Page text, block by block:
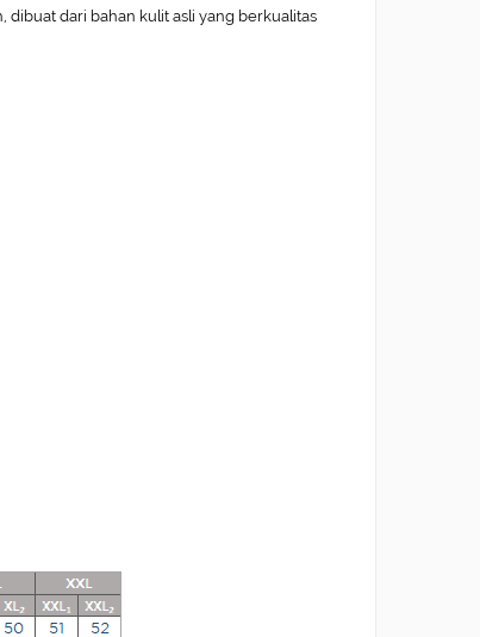
dibuat dari bahan kulit asli yang berkualitas